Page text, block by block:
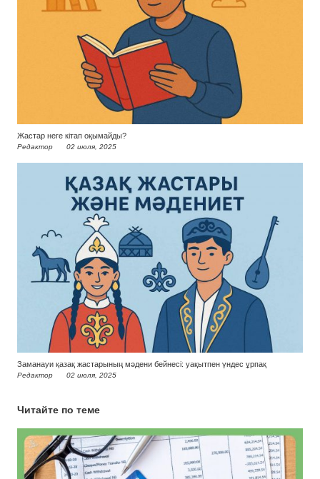
Жастар неге кітап оқымайды?
Редактор 02 июля, 2025
Заманауи қазақ жастарының мәдени бейнесі: уақытпен үндес ұрпақ
Редактор 02 июля, 2025
Читайте по теме